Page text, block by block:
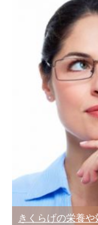
きくらげの栄養